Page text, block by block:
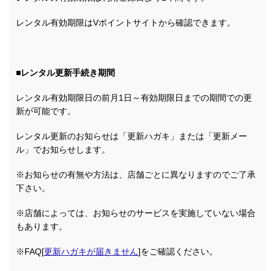
レンタル有効期限はVポイントサイトから確認できます。
■レンタル更新手続き期間
レンタル有効期限日の前月1日～有効期限日までの期間での更
新が可能です。
レンタル更新のお知らせは「更新ハガキ」または「更新メー
ル」でお知らせします。
※お知らせの有無や方法は、店舗ごとに異なりますのでご了承
下さい。
※店舗によっては、お知らせのサービスを実施していない場合
もあります。
※FAQ[更新ハガキが届きません]をご確認ください。